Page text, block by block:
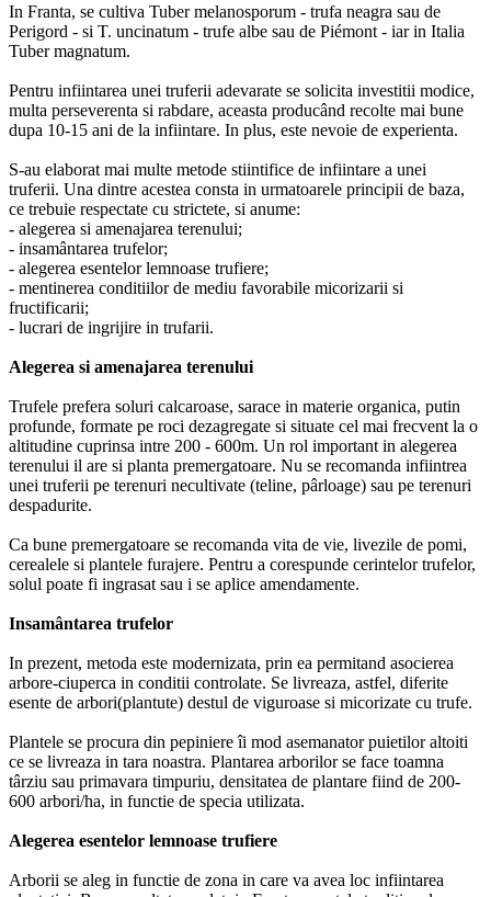
In Franta, se cultiva Tuber melanosporum - trufa neagra sau de
Perigord - si T. uncinatum - trufe albe sau de Piémont - iar in Italia
Tuber magnatum.
Pentru infiintarea unei truferii adevarate se solicita investitii modice,
multa perseverenta si rabdare, aceasta producând recolte mai bune
dupa 10-15 ani de la infiintare. In plus, este nevoie de experienta.
S-au elaborat mai multe metode stiintifice de infiintare a unei
truferii. Una dintre acestea consta in urmatoarele principii de baza,
ce trebuie respectate cu strictete, si anume:
- alegerea si amenajarea terenului;
- insamântarea trufelor;
- alegerea esentelor lemnoase trufiere;
- mentinerea conditiilor de mediu favorabile micorizarii si
fructificarii;
- lucrari de ingrijire in trufarii.
Alegerea si amenajarea terenului
Trufele prefera soluri calcaroase, sarace in materie organica, putin
profunde, formate pe roci dezagregate si situate cel mai frecvent la o
altitudine cuprinsa intre 200 - 600m. Un rol important in alegerea
terenului il are si planta premergatoare. Nu se recomanda infiintrea
unei truferii pe terenuri necultivate (teline, pârloage) sau pe terenuri
despadurite.
Ca bune premergatoare se recomanda vita de vie, livezile de pomi,
cerealele si plantele furajere. Pentru a corespunde cerintelor trufelor,
solul poate fi ingrasat sau i se aplice amendamente.
Insamântarea trufelor
In prezent, metoda este modernizata, prin ea permitand asocierea
arbore-ciuperca in conditii controlate. Se livreaza, astfel, diferite
esente de arbori(plantute) destul de viguroase si micorizate cu trufe.
Plantele se procura din pepiniere îi mod asemanator puietilor altoiti
ce se livreaza in tara noastra. Plantarea arborilor se face toamna
târziu sau primavara timpuriu, densitatea de plantare fiind de 200-
600 arbori/ha, in functie de specia utilizata.
Alegerea esentelor lemnoase trufiere
Arborii se aleg in functie de zona in care va avea loc infiintarea